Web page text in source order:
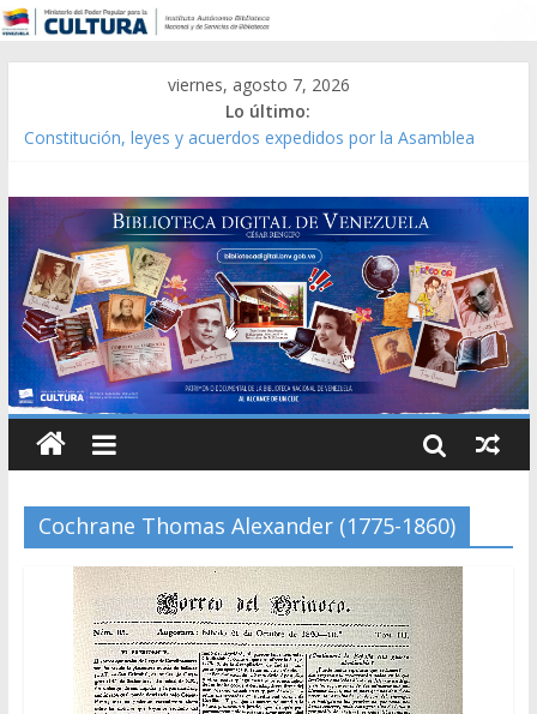
viernes, agosto 7, 2026
Lo último:
Constitución, leyes y acuerdos expedidos por la Asamblea
Modesta Bor Sánchez [material gráfico]
Gaceta Oficial de la República de Venezuela año CXXXIII Mes V,
Caracas 09 de marzo de 2006 N° 38.394
Catálogo temático de obras de Modesta Bor
Cochrane Thomas Alexander (1775-1860)